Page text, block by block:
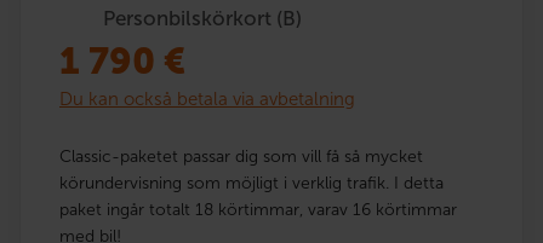
Personbilskörkort (B)
1 790 €
Du kan också betala via avbetalning
Classic-paketet passar dig som vill få så mycket
körundervisning som möjligt i verklig trafik. I detta
paket ingår totalt 18 körtimmar, varav 16 körtimmar
med bil!